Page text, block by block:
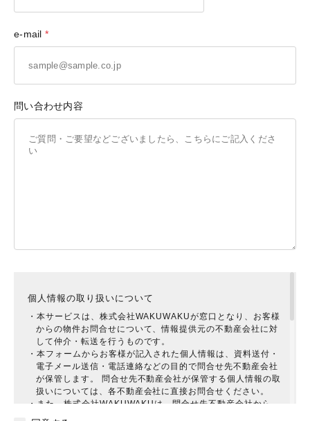
e-mail
問い合わせ内容
個人情報の取り扱いについて
・本サービスは、株式会社WAKUWAKUが窓口となり、お客様
からの物件お問合せについて、情報提供元の不動産会社に対
して仲介・転送を行うものです。
・本フォームからお客様が記入された個人情報は、資料送付・
電子メール送信・電話連絡などの目的で問合せ先不動産会社
が保管します。 問合せ先不動産会社が保管する個人情報の取
扱いについては、各不動産会社に直接お問合せください。
・また、株式会社WAKUWAKUは、問合せ先不動産会社から、